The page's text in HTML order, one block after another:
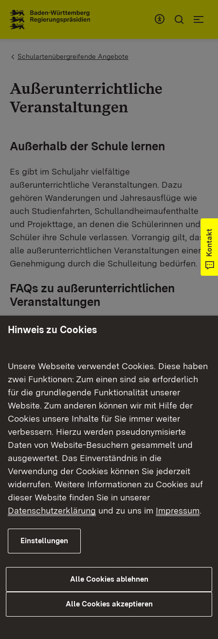
You are here:
Schulartenübergreifende Angebote
Außerunterrichtliche
Veranstaltungen
Außerhalb der Schule lernen
Es gibt im Schuljahr vielfältige
außerunterrichtliche Veranstaltungen. Dazu
gehören Wanderungen und Jahresausflüge wie
auch Studienfahrten, Schullandheimaufenthalte
und Projekttage, an denen die Schülerinnen und
Schüler ihre Schule verlassen. Vorrangig gilt, dass
alle außerunterrichtlichen Veranstaltungen einer
Genehmigung durch die Schulleitung bedürfen.
FAQs zu außerunterrichtlichen
Veranstaltungen
Was sind außerunterrichtliche
Welche Haushaltsmittel stehen den
Schulen für die Durchführung der
zur Verfügung?
Wer ist zuständig für die Auszahlung der
Reisekostenvergütungen für Lehrkräfte
bei außerunterrichtlichen
Was geschieht, wenn der
Verfügungsbetrag der Schule für die
außerunterrichtlichen Veranstaltungen
ausgeschöpft ist?
Kontakt
Themenübersicht
Hinweis zu Cookies
Unsere Webseite verwendet Cookies. Diese haben
zwei Funktionen: Zum einen sind sie erforderlich
für die grundlegende Funktionalität unserer
Website. Zum anderen können wir mit Hilfe der
Cookies unsere Inhalte für Sie immer weiter
verbessern. Hierzu werden pseudonymisierte
Daten von Website-Besuchern gesammelt und
ausgewertet. Das Einverständnis in die
Verwendung der Cookies können Sie jederzeit
widerrufen. Weitere Informationen zu Cookies auf
dieser Website finden Sie in unserer
Datenschutzerklärung und zu uns im Impressum.
Einstellungen
Alle Cookies ablehnen
Alle Cookies akzeptieren